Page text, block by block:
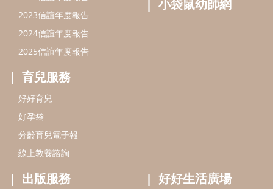
出版服務
信誼基金出版社
閱讀推廣
Bookstart閱讀起步走
信誼幼兒文學獎
信誼兒童動畫獎
小袋鼠說故事劇團
service@hsin-yi.org.tw